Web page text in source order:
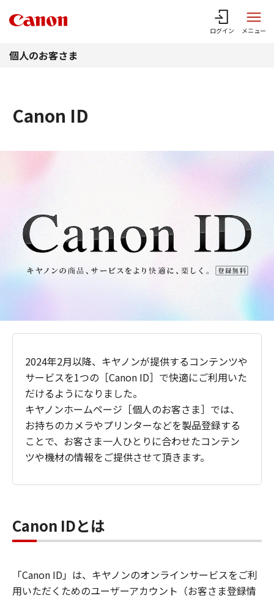
ログイン メニュー
個人のお客さま
Canon ID
2024年2月以降、キヤノンが提供するコンテンツや
サービスを1つの［Canon ID］で快適にご利用いた
だけるようになりました。
キヤノンホームページ［個人のお客さま］では、
お持ちのカメラやプリンターなどを製品登録する
ことで、お客さま一人ひとりに合わせたコンテン
ツや機材の情報をご提供させて頂きます。
Canon IDとは
「Canon ID」は、キヤノンのオンラインサービスをご利
用いただくためのユーザーアカウント（お客さま登録情